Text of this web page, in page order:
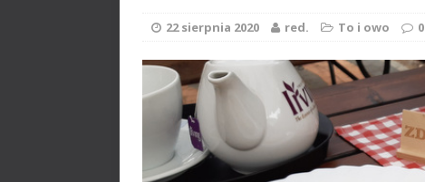
22 sierpnia 2020 red. To i owo 0